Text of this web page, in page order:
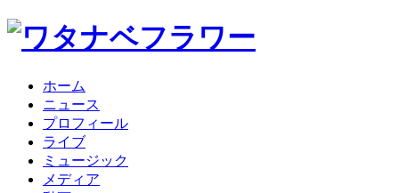
ホーム
ニュース
プロフィール
ライブ
ミュージック
メディア